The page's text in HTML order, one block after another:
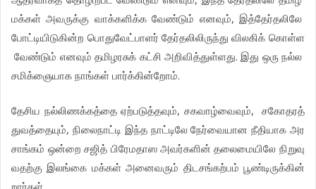
மக்கள் அவருக்கு வாக்களிக்க வேண்டும் எனவும், இத்தேர்தலிலே
போட்டியிடுகின்ற பொதுவேட்பாளர் தேர்தலிலிருந்து விலகிக் கொள்ள
வேண்டும் எனவும் தமிழரசுக் கட்சி அறிவித்துள்ளது.இது ஒரு நல்ல
சமிக்ஞையாக நாங்கள் பார்க்கின்றோம்.
தேசிய நல்லிணக்கத்தை ஏற்படுத்தவும், சகவாழ்வைவும்,
சகோதரத்
துவத்தையும், நிலைநாட்டி இந்த நாட்டிலே நேர்வையான நீதியாக அர
சாங்கம் ஒன்றை சஜித் பிரேமதாஸ அவர்களின் தலைமையிலே நிறுவு
வதற்கு இலங்கை மக்கள் அனைவரும் திடசங்கற்பம் பூண்டிருக்கின்
றார்கள்.